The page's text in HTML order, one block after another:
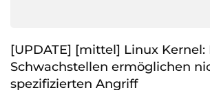
[UPDATE] [mittel] Linux Kernel:
Schwachstellen ermöglichen
spezifizierten Angriff